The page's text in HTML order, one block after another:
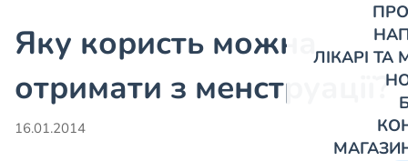
ЛІКАРІ
Яку користь можна
отримати з менструації?
16.01.2014